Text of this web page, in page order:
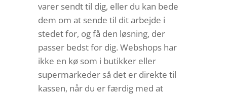
varer sendt til dig, eller du kan bede
dem om at sende til dit arbejde i
stedet for, og få den løsning, der
passer bedst for dig. Webshops har
ikke en kø som i butikker eller
supermarkeder så det er direkte til
kassen, når du er færdig med at